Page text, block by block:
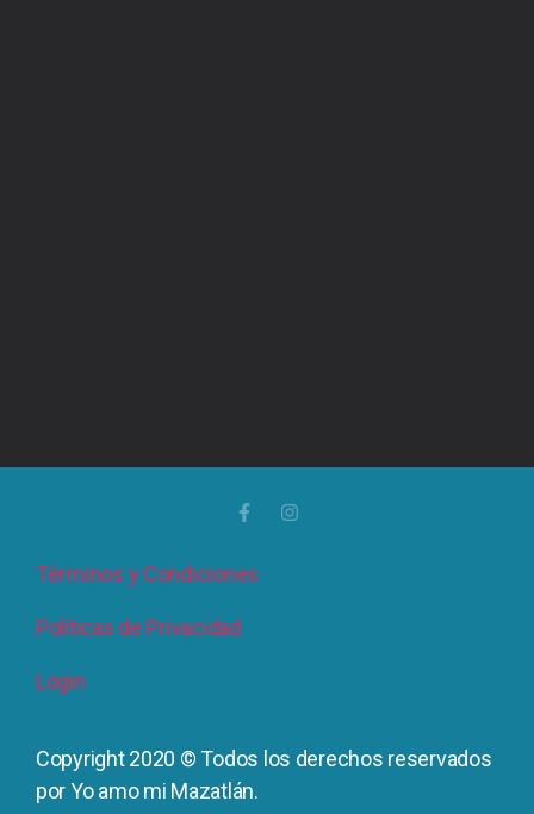
Términos y Condiciones
Políticas de Privacidad
Login
Copyright 2020 © Todos los derechos reservados
por Yo amo mi Mazatlán.